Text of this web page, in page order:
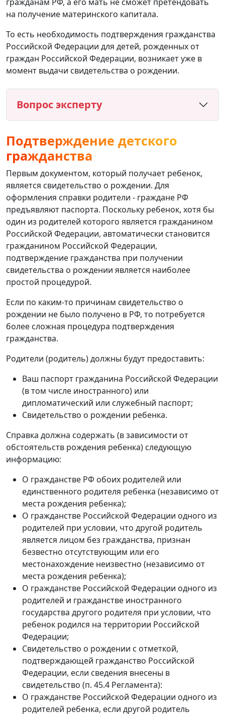
на получение материнского капитала.
То есть необходимость подтверждения гражданства
Российской Федерации для детей, рожденных от
граждан Российской Федерации, возникает уже в
момент выдачи свидетельства о рождении.
Вопрос эксперту
Подтверждение детского
гражданства
Первым документом, который получает ребенок,
является свидетельство о рождении. Для
оформления справки родители - граждане РФ
предъявляют паспорта. Поскольку ребенок, хотя бы
один из родителей которого является гражданином
Российской Федерации, автоматически становится
гражданином Российской Федерации,
подтверждение гражданства при получении
свидетельства о рождении является наиболее
простой процедурой.
Если по каким-то причинам свидетельство о
рождении не было получено в РФ, то потребуется
более сложная процедура подтверждения
гражданства.
Родители (родитель) должны будут предоставить:
Ваш паспорт гражданина Российской Федерации
(в том числе иностранного) или
дипломатический или служебный паспорт;
Свидетельство о рождении ребенка.
Справка должна содержать (в зависимости от
обстоятельств рождения ребенка) следующую
информацию:
О гражданстве РФ обоих родителей или
единственного родителя ребенка (независимо от
места рождения ребенка);
О гражданстве Российской Федерации одного из
родителей при условии, что другой родитель
является лицом без гражданства, признан
безвестно отсутствующим или его
местонахождение неизвестно (независимо от
места рождения ребенка);
О гражданстве Российской Федерации одного из
родителей и гражданстве иностранного
государства другого родителя при условии, что
ребенок родился на территории Российской
Федерации;
Свидетельство о рождении с отметкой,
подтверждающей гражданство Российской
Федерации, если сведения внесены в
свидетельство (п. 45.4 Регламента):
О гражданстве Российской Федерации одного из
родителей ребенка, если другой родитель